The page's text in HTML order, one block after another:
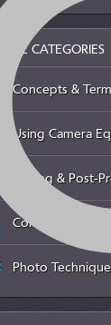
CATEGORIES
Concepts &
Using Camera
Editing & Post-
Color
Photo